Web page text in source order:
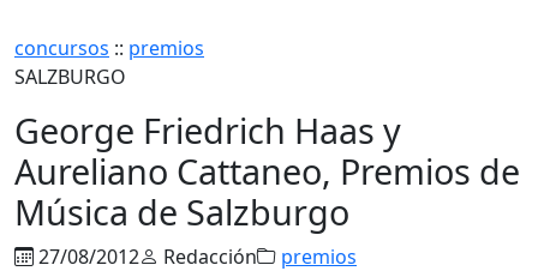
concursos :: premios
SALZBURGO
George Friedrich Haas y
Aureliano Cattaneo, Premios de
Música de Salzburgo
27/08/2012 Redacción premios